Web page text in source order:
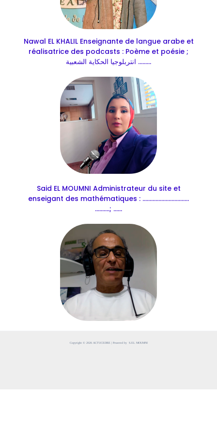
Nawal EL KHALIL Enseignante de langue arabe et
réalisatrice des podcasts : Poème et poésie ;
انتربلوجيا الحكاية الشعبية .........
Said EL MOUMNI Administrateur du site et
enseigant des mathématiques : ................................
..........; ......
Copyright © 2026 ACTUCEDRE | Powered by S.EL MOUMNI